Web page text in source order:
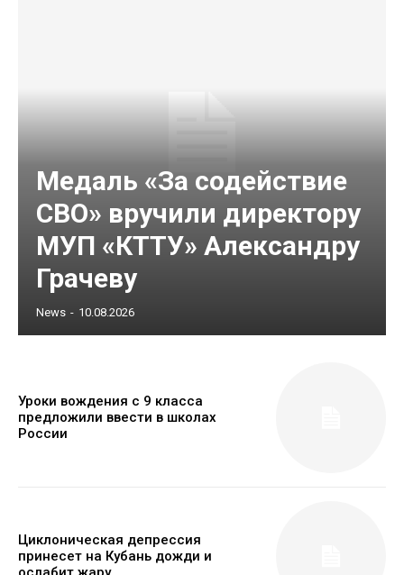
Медаль «За содействие
СВО» вручили директору
МУП «КТТУ» Александру
Грачеву
News - 10.08.2026
Уроки вождения с 9 класса
предложили ввести в школах
России
Циклоническая депрессия
принесет на Кубань дожди и